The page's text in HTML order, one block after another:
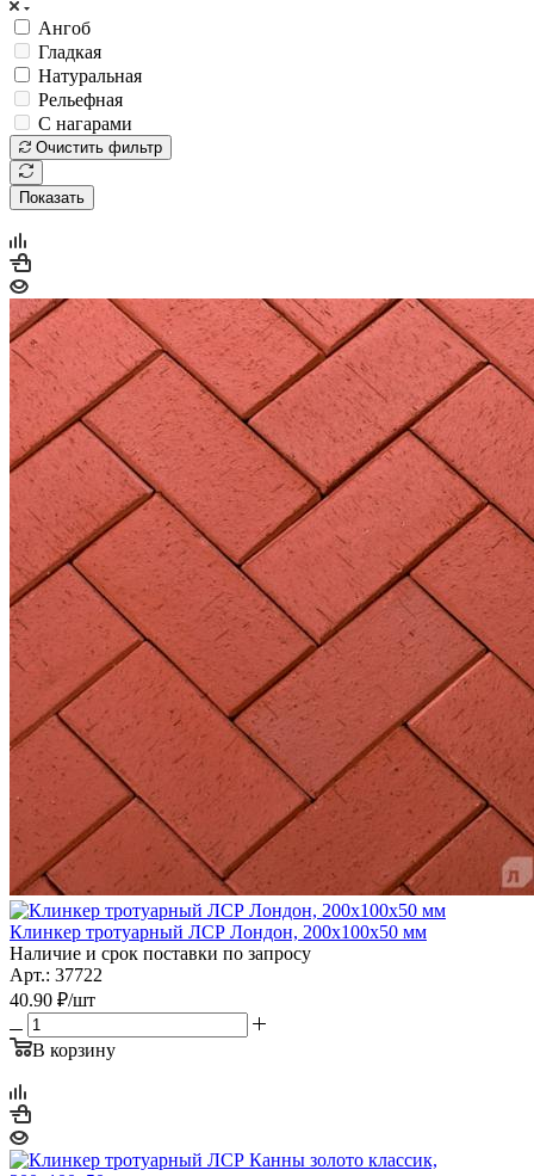
Ангоб
Гладкая
Натуральная
Рельефная
С нагарами
Очистить фильтр
Показать
Клинкер тротуарный ЛСР Лондон, 200х100х50 мм
Наличие и срок поставки по запросу
Арт.: 37722
40.90 ₽/шт
В корзину